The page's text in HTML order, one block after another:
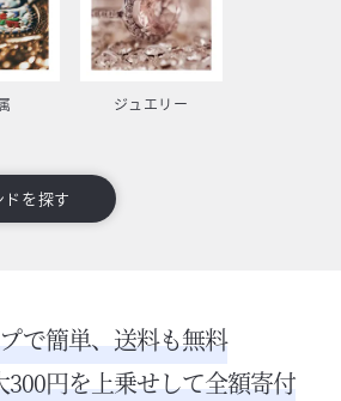
ジュエリー
を探す
で簡単、送料も無料
円を上乗せして全額寄付